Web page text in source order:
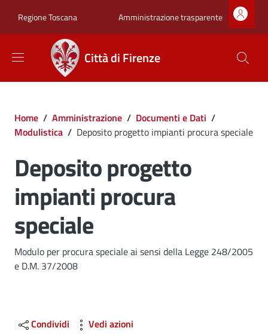
Regione Toscana Zona superiore
Amministrazione trasparente
Città di Firenze
Briciole di pane
Home / Amministrazione / Documenti e Dati /
Modulistica / Deposito progetto impianti procura speciale
Deposito progetto
impianti procura
speciale
Dettagli
Modulo per procura speciale ai sensi della Legge 248/2005
e D.M. 37/2008
Condividi Vedi azioni